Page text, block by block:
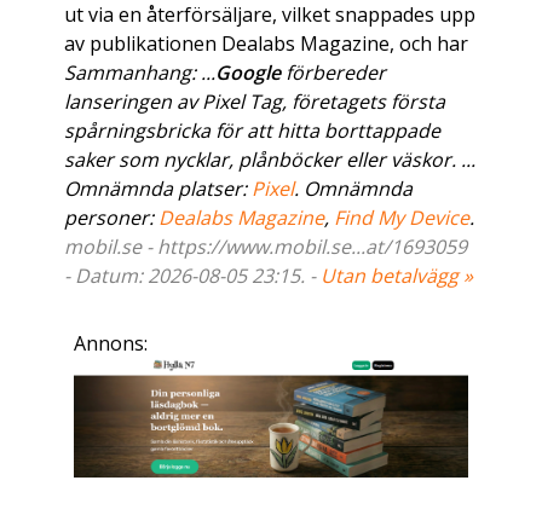
ut via en återförsäljare, vilket snappades upp
av publikationen Dealabs Magazine, och har
Sammanhang: ...Googleförbereder
lanseringen av Pixel Tag, företagets första
spårningsbricka för att hitta borttappade
saker som nycklar, plånböcker eller väskor. ...
Omnämnda platser:Pixel. Omnämnda
personer:Dealabs Magazine, Find My Device.
mobil.se - https://www.mobil.se...at/1693059
- Datum: 2026-08-05 23:15. - Utan betalvägg »
Annons: